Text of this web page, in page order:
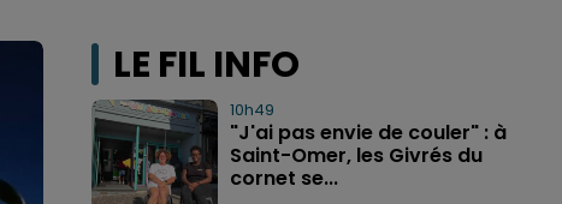
LE FIL INFO
10h49
"J'ai pas envie de couler" : à
Saint-Omer, les Givrés du
cornet se...